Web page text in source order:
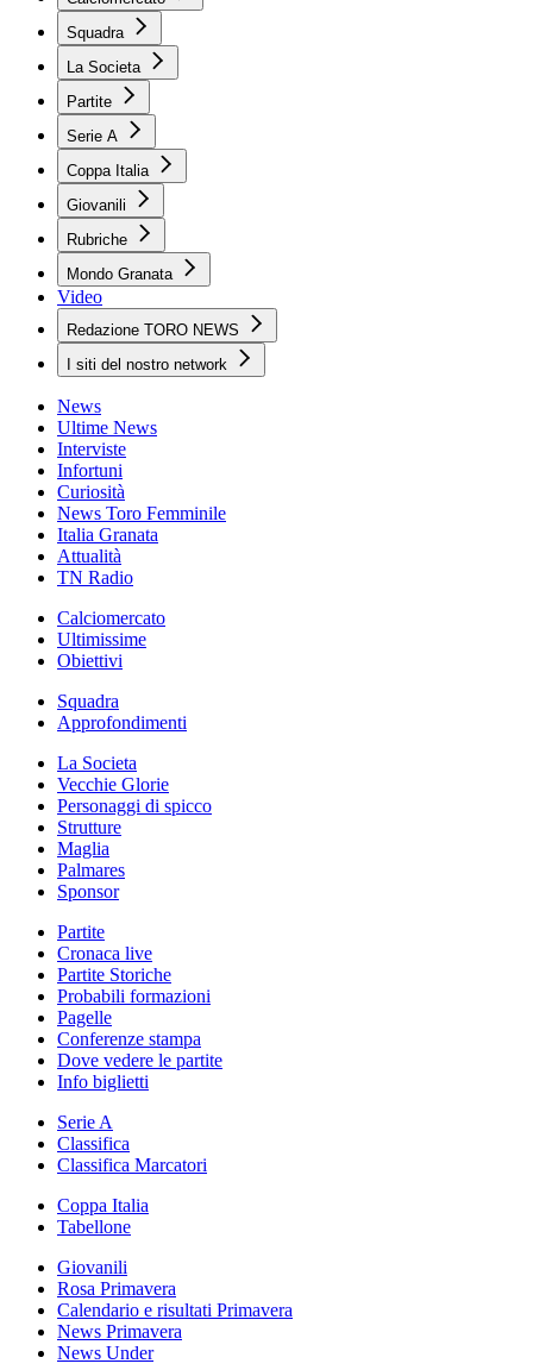
Squadra
La Societa
Partite
Serie A
Coppa Italia
Giovanili
Rubriche
Mondo Granata
Video
Redazione TORO NEWS
I siti del nostro network
News
Ultime News
Interviste
Infortuni
Curiosità
News Toro Femminile
Italia Granata
Attualità
TN Radio
Calciomercato
Ultimissime
Obiettivi
Squadra
Approfondimenti
La Societa
Vecchie Glorie
Personaggi di spicco
Strutture
Maglia
Palmares
Sponsor
Partite
Cronaca live
Partite Storiche
Probabili formazioni
Pagelle
Conferenze stampa
Dove vedere le partite
Info biglietti
Serie A
Classifica
Classifica Marcatori
Coppa Italia
Tabellone
Giovanili
Rosa Primavera
Calendario e risultati Primavera
News Primavera
News Under